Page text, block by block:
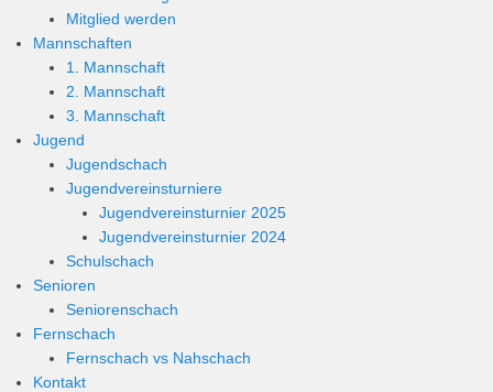
Mitglied werden
Mannschaften
1. Mannschaft
2. Mannschaft
3. Mannschaft
Jugend
Jugendschach
Jugendvereinsturniere
Jugendvereinsturnier 2025
Jugendvereinsturnier 2024
Schulschach
Senioren
Seniorenschach
Fernschach
Fernschach vs Nahschach
Kontakt